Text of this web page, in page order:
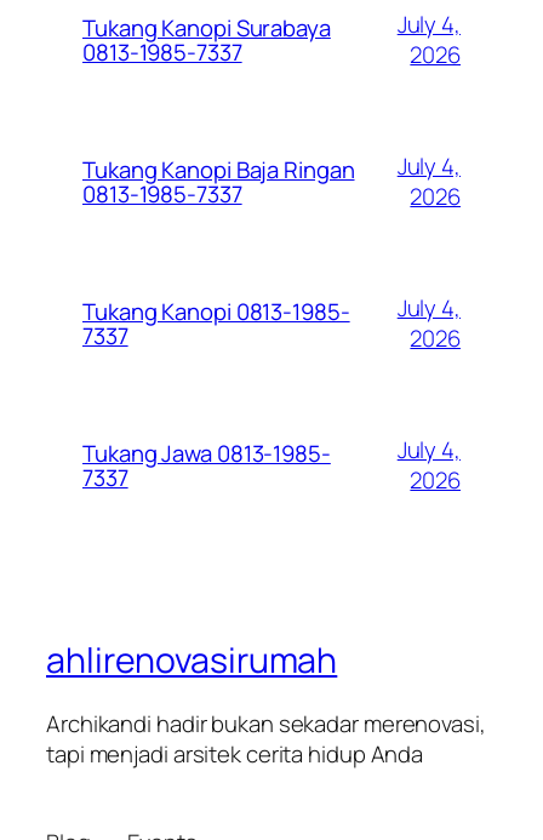
Tukang Kanopi Surabaya
0813-1985-7337
July 4,
2026
Tukang Kanopi Baja Ringan
0813-1985-7337
July 4,
2026
Tukang Kanopi 0813-1985-
7337
July 4,
2026
Tukang Jawa 0813-1985-
7337
July 4,
2026
ahlirenovasirumah
Archikandi hadir bukan sekadar merenovasi,
tapi menjadi arsitek cerita hidup Anda